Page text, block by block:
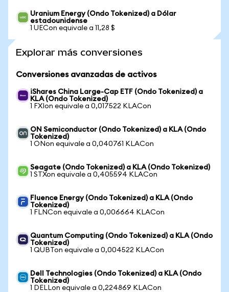
Uranium Energy (Ondo Tokenized) a Dólar
estadounidense
1 UECon equivale a 11,28 $
Explorar más conversiones
Conversiones avanzadas de activos
iShares China Large-Cap ETF (Ondo Tokenized) a
KLA (Ondo Tokenized)
1 FXIon equivale a 0,017522 KLACon
ON Semiconductor (Ondo Tokenized) a KLA (Ondo
Tokenized)
1 ONon equivale a 0,040761 KLACon
Seagate (Ondo Tokenized) a KLA (Ondo Tokenized)
1 STXon equivale a 0,405594 KLACon
Fluence Energy (Ondo Tokenized) a KLA (Ondo
Tokenized)
1 FLNCon equivale a 0,006664 KLACon
Quantum Computing (Ondo Tokenized) a KLA (Ondo
Tokenized)
1 QUBTon equivale a 0,004522 KLACon
Dell Technologies (Ondo Tokenized) a KLA (Ondo
Tokenized)
1 DELLon equivale a 0,224869 KLACon